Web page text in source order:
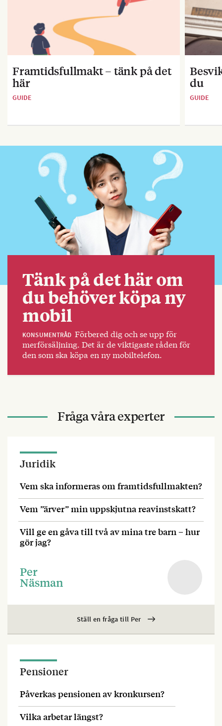
Framtidsfullmakt – tänk på det
här
GUIDE
du
GUIDE
Tänk på det här om
du behöver köpa ny
mobil
KONSUMENTRÅD Förbered dig och se upp för
merförsäljning. Det är de viktigaste råden för
den som ska köpa en ny mobiltelefon.
Fråga våra experter
Juridik
Vem ska informeras om framtidsfullmakten?
Vem ”ärver” min uppskjutna reavinstskatt?
Vill ge en gåva till två av mina tre barn – hur
gör jag?
Per
Näsman
Ställ en fråga till Per
Pensioner
Påverkas pensionen av kronkursen?
Vilka arbetar längst?